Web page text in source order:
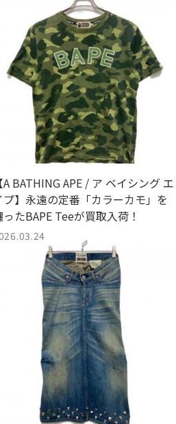
【A BATHING APE / ア ベイシング エ
プ】永遠の定番「カラーカモ」を
ったBAPE Teeが買取入荷！